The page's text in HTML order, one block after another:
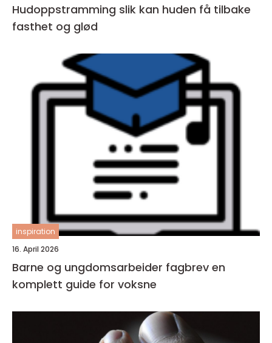
Hudoppstramming slik kan huden få tilbake
fasthet og glød
inspiration
16. April 2026
Barne og ungdomsarbeider fagbrev en
komplett guide for voksne